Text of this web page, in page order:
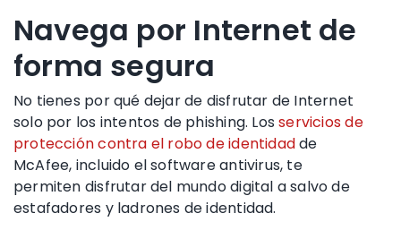
Navega por Internet de
forma segura
No tienes por qué dejar de disfrutar de Internet
solo por los intentos de phishing. Losservicios de
proteccióncontra el robo de identidadde
McAfee, incluido el softwareantivirus, te
permiten disfrutar del mundo digital a salvo de
estafadores y ladrones de identidad.